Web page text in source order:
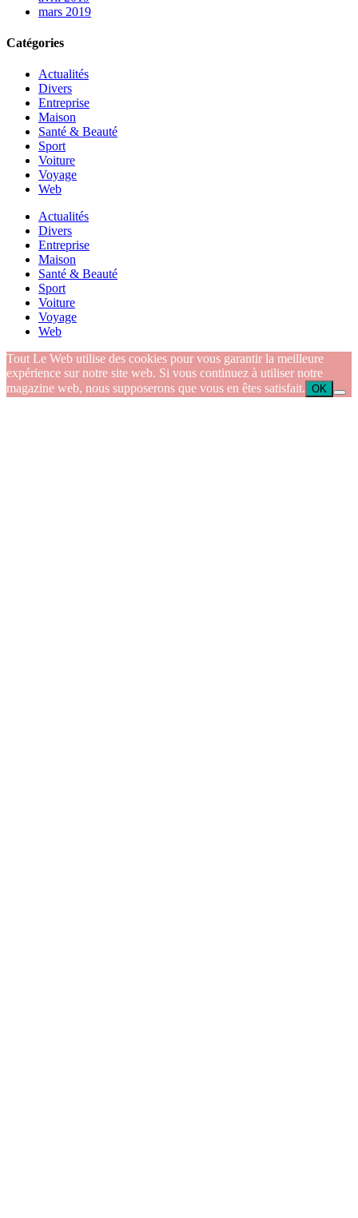
mars 2019
Catégories
Actualités
Divers
Entreprise
Maison
Santé & Beauté
Sport
Voiture
Voyage
Web
Actualités
Divers
Entreprise
Maison
Santé & Beauté
Sport
Voiture
Voyage
Web
Tout Le Web utilise des cookies pour vous garantir la meilleure
expérience sur notre site web. Si vous continuez à utiliser notre
magazine web, nous supposerons que vous en êtes satisfait. OK